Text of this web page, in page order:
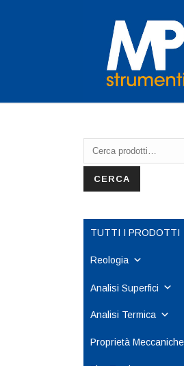
Cerca:
CERCA
TUTTI I PRODOTTI
Reologia
Analisi Superfici
Analisi Termica
Proprietà Meccaniche